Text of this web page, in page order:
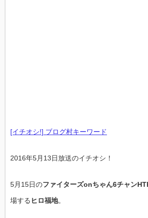
[イチオシ!] ブログ村キーワード
2016年5月13日放送のイチオシ！
5月15日のファイターズonちゃん6チャン
場する ヒロ福地。